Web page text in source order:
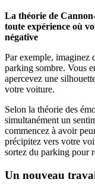
La théorie de
toute expérience où
négative
Par exemple, imaginez
parking sombre. Vous
apercevez une
votre voiture.
Selon la théorie des
simultanément un
commencez à avoir
précipitez vers votre
sortez du parking pour
Un nouveau